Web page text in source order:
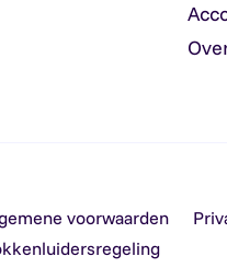
voorwaarden